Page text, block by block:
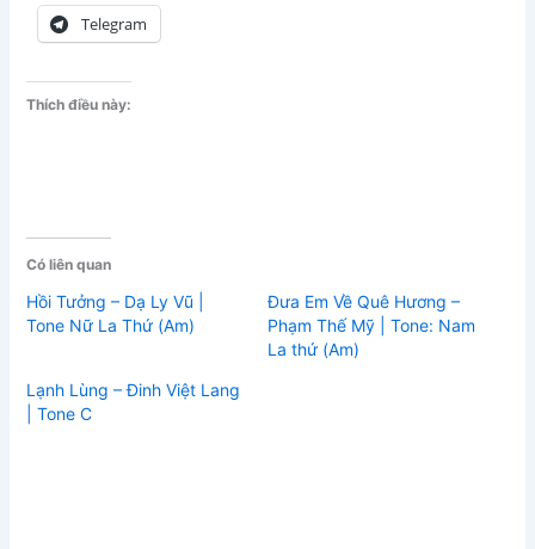
Telegram
Thích điều này:
Có liên quan
Hồi Tưởng – Dạ Ly Vũ |
Tone Nữ La Thứ (Am)
Đưa Em Về Quê Hương –
Phạm Thế Mỹ | Tone: Nam
La thứ (Am)
Lạnh Lùng – Đinh Việt Lang
| Tone C